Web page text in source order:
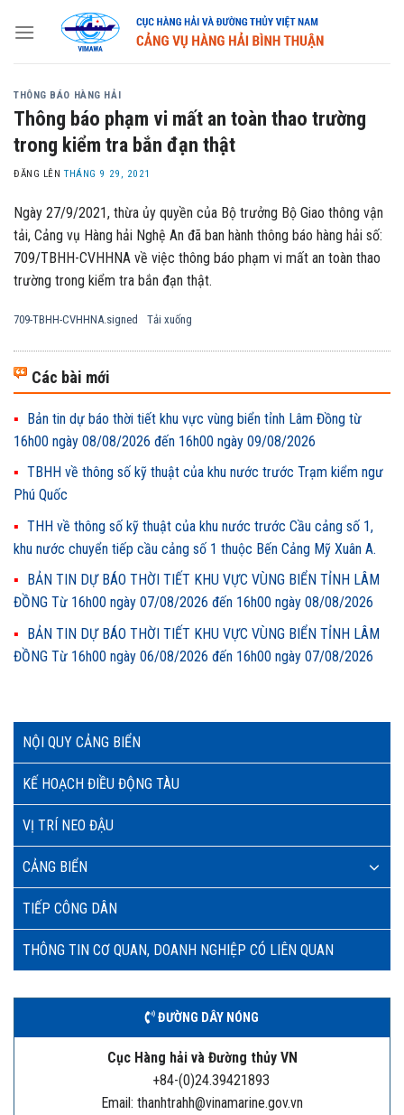
NỘI QUY CẢNG BIỂN
KẾ HOẠCH ĐIỀU ĐỘNG TÀU
VỊ TRÍ NEO ĐẬU
CẢNG BIỂN
TIẾP CÔNG DÂN
THÔNG TIN CƠ QUAN, DOANH NGHIỆP CÓ LIÊN QUAN
ĐƯỜNG DÂY NÓNG
Cục Hàng hải và Đường thủy VN
+84-(0)24.39421893
Email: thanhtrahh@vinamarine.gov.vn
THÔNG BÁO HÀNG HẢI
Thông báo phạm vi mất an toàn thao trường
trong kiểm tra bắn đạn thật
ĐĂNG LÊNTHÁNG 9 29, 2021
Ngày 27/9/2021, thừa ủy quyền của Bộ trưởng Bộ Giao thông vận
tải, Cảng vụ Hàng hải Nghệ An đã ban hành thông báo hàng hải số:
709/TBHH-CVHHNA về việc thông báo phạm vi mất an toàn thao
trường trong kiểm tra bắn đạn thật.
709-TBHH-CVHHNA.signed Tải xuống
Các bài mới
Bản tin dự báo thời tiết khu vực vùng biển tỉnh Lâm Đồng từ
16h00 ngày 08/08/2026 đến 16h00 ngày 09/08/2026
TBHH về thông số kỹ thuật của khu nước trước Trạm kiểm ngư
Phú Quốc
THH về thông số kỹ thuật của khu nước trước Cầu cảng số 1,
khu nước chuyển tiếp cầu cảng số 1 thuộc Bến Cảng Mỹ Xuân A.
BẢN TIN DỰ BÁO THỜI TIẾT KHU VỰC VÙNG BIỂN TỈNH LÂM
ĐỒNG Từ 16h00 ngày 07/08/2026 đến 16h00 ngày 08/08/2026
BẢN TIN DỰ BÁO THỜI TIẾT KHU VỰC VÙNG BIỂN TỈNH LÂM
ĐỒNG Từ 16h00 ngày 06/08/2026 đến 16h00 ngày 07/08/2026